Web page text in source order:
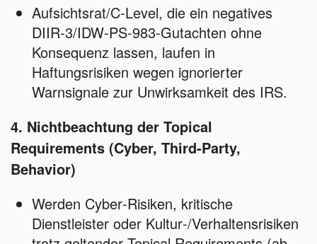
Aufsichtsrat/C‑Level, die ein negatives
DIIR‑3/IDW‑PS‑983‑Gutachten ohne
Konsequenz lassen, laufen in
Haftungsrisiken wegen ignorierter
Warnsignale zur Unwirksamkeit des IRS.
4. Nichtbeachtung der Topical
Requirements (Cyber, Third‑Party,
Behavior)
Werden Cyber‑Risiken, kritische
Dienstleister oder Kultur‑/Verhaltensrisiken